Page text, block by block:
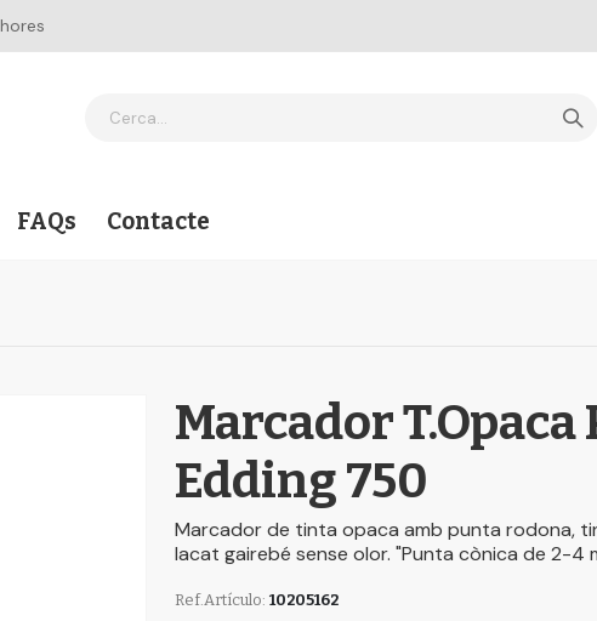
FAQs Contacte
Marcador T.Opaca
Edding 750
Marcador de tinta opaca amb punta rodona,
lacat gairebé sense olor. "Punta cònica de 2-4
Ref.Artículo 10205162